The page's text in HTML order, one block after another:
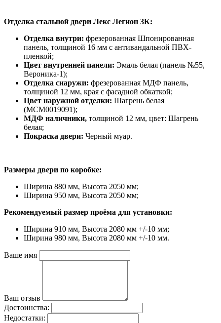
Отделка стальной двери Лекс Легион 3К:
Отделка внутри: фрезерованная Шпонированная
панель, толщиной 16 мм с антивандальной ПВХ-
пленкой;
Цвет внутренней панели: Эмаль белая (панель №55,
Вероника-1);
Отделка снаружи: фрезерованная МДФ панель,
толщиной 12 мм, края с фасадной обкаткой;
Цвет наружной отделки: Шагрень белая
(МСМ0019091);
МДФ наличники, толщиной 12 мм, цвет: Шагрень
белая;
Покраска двери: Черный муар.
Размеры двери по коробке:
Ширина 880 мм, Высота 2050 мм;
Ширина 950 мм, Высота 2050 мм;
Рекомендуемый размер проёма для установки:
Ширина 910 мм, Высота 2080 мм +/-10 мм;
Ширина 980 мм, Высота 2080 мм +/-10 мм.
Ваше имя
Ваш отзыв
Достоинства:
Недостатки: